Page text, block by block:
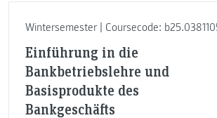
Wintersemester | Coursecode:
Einführung in die
Bankbetriebslehre und
Basisprodukte des
Bankgeschäfts